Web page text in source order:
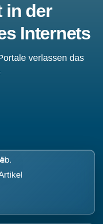
in der
Internets
verlassen das